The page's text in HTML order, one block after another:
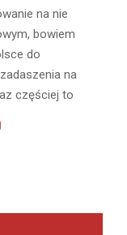
na nie
bowiem
do
na
częściej to